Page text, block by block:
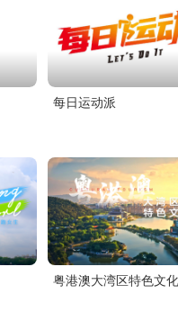
每日运动派
粤港澳大湾区特色文